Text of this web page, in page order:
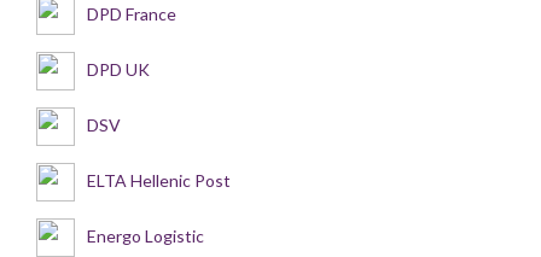
DPD France
DPD UK
DSV
ELTA Hellenic Post
Energo Logistic